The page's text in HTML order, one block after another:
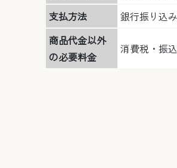
支払方法
銀行振り込
商品代金以外
の必要料金
消費税・振